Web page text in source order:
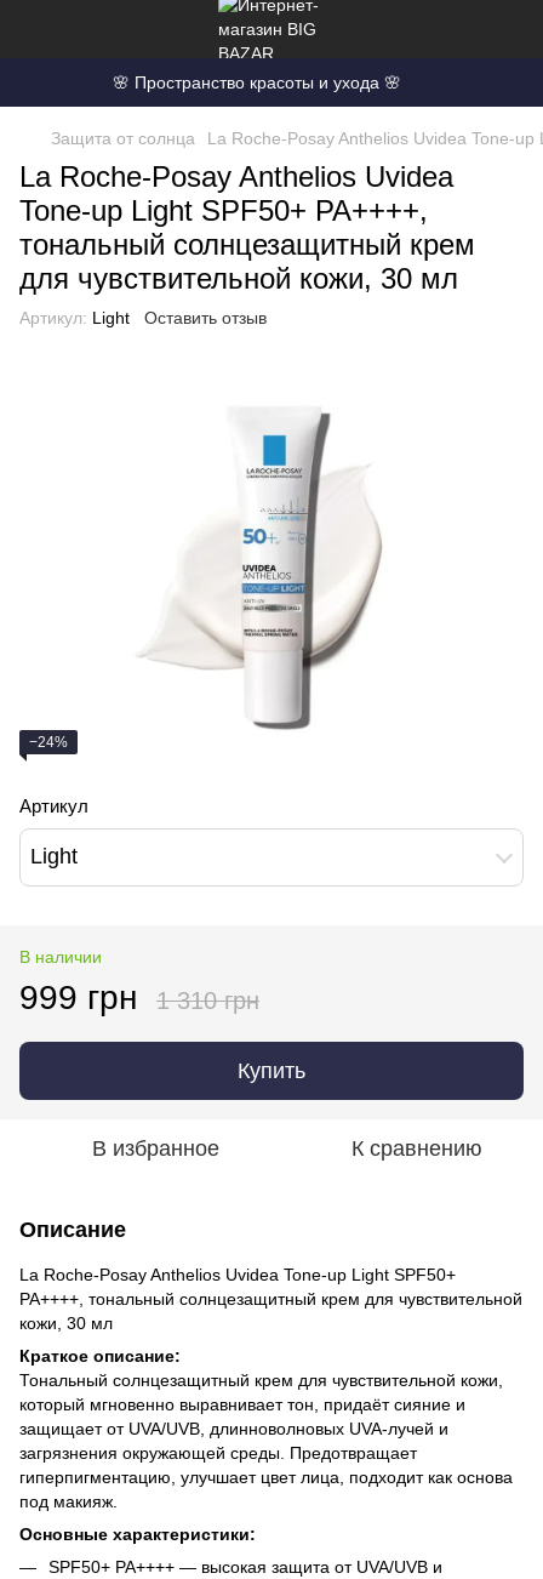
🌸 Пространство красоты и ухода 🌸
Защита от солнца La Roche-Posay Anthelios Uvidea Tone-
La Roche-Posay Anthelios Uvidea
Tone-up Light SPF50+ PA++++,
тональный солнцезащитный крем
для чувствительной кожи, 30 мл
Артикул: Light Оставить отзыв
−24%
Артикул
Light
В наличии
999 грн 1 310 грн
Купить
В избранное К сравнению
Описание
La Roche-Posay Anthelios Uvidea Tone-up Light SPF50+
PA++++, тональный солнцезащитный крем для чувствительной
кожи, 30 мл
Краткое описание:
Тональный солнцезащитный крем для чувствительной кожи,
который мгновенно выравнивает тон, придаёт сияние и
защищает от UVA/UVB, длинноволновых UVA-лучей и
загрязнения окружающей среды. Предотвращает
гиперпигментацию, улучшает цвет лица, подходит как основа
под макияж.
Основные характеристики:
SPF50+ PA++++ — высокая защита от UVA/UVB и